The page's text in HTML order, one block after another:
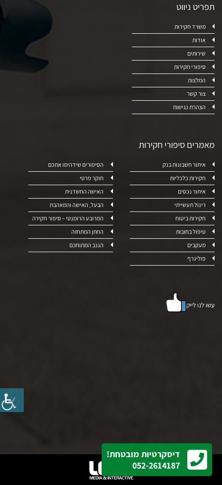
דיסקרטיות מובטחת!
052-2614187
תפריט ניווט
משרד חקירות
אודות
שירותים
סיפורי חקירות
המלצות
צור קשר
הצהרת נגישות
מאמרים סיפורי חקירות
איתור חשבונות בנק
חקירות כלכליות
איתור נכסים
ריגול תעשייתי
חקירות ביטוח
טיפול בחובות
מעקבים
פוליגרף
הסיפורים שידהימו אתכם
חוקר פרטי
האישה החשדנית
הבעל, האישה והמאהבת
המרובע הרומנטי – סיפור חקירה
החתן המתחזה
הגנב המתוחכם
עשו לנו לייק